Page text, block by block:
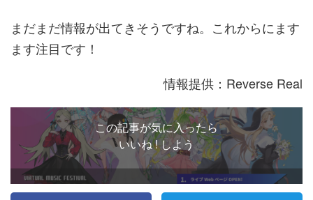
まだまだ情報が出てきそうですね。これからにます
ます注目です！
情報提供： Reverse Real
この記事が気に入ったら
いいね ! しよう